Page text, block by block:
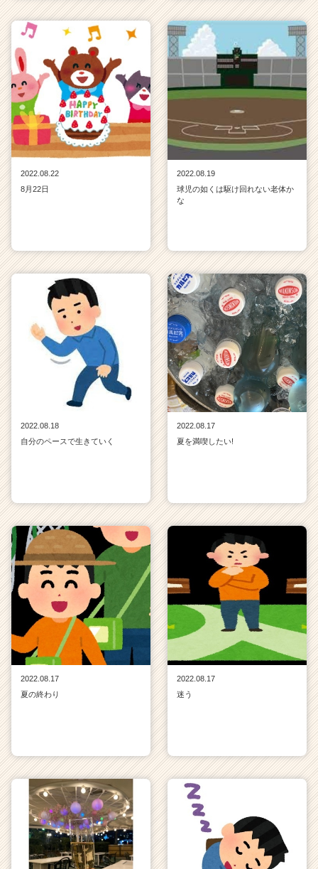
2022.08.22
8月22日
2022.08.19
球児の如くは駆け回れない老体か
な
2022.08.18
自分のペースで生きていく
2022.08.17
夏を満喫したい!
2022.08.17
夏の終わり
2022.08.17
迷う